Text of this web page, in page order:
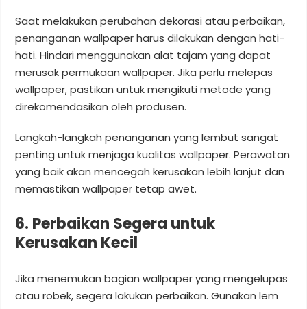
Saat melakukan perubahan dekorasi atau perbaikan,
penanganan wallpaper harus dilakukan dengan hati-
hati. Hindari menggunakan alat tajam yang dapat
merusak permukaan wallpaper. Jika perlu melepas
wallpaper, pastikan untuk mengikuti metode yang
direkomendasikan oleh produsen.
Langkah-langkah penanganan yang lembut sangat
penting untuk menjaga kualitas wallpaper. Perawatan
yang baik akan mencegah kerusakan lebih lanjut dan
memastikan wallpaper tetap awet.
6. Perbaikan Segera untuk
Kerusakan Kecil
Jika menemukan bagian wallpaper yang mengelupas
atau robek, segera lakukan perbaikan. Gunakan lem